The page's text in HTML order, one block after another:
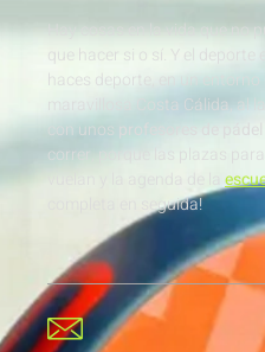
Hay cosas en la vida que no
que hacer si o sí. Y el deporte
haces deporte, en un
maravillosa Costa Cálida, al
con unos profesores de
correr, porque las plazas para
completa en seguida!